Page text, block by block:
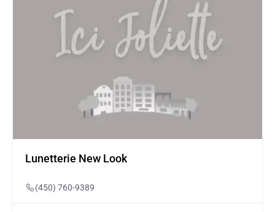
Lunetterie New Look
(450) 760-9389